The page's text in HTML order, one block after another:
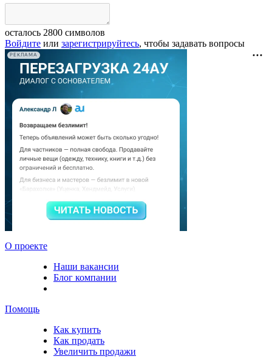
осталось 2800 символов
Войдите или зарегистрируйтесь, чтобы задавать вопросы
РЕКЛАМА
О проекте
Наши вакансии
Блог компании
Помощь
Как купить
Как продать
Увеличить продажи